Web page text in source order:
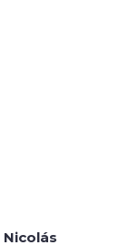
Nicolás